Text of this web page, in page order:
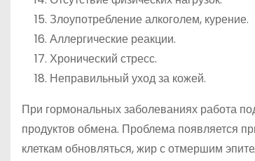
Злоупотребление алкоголем, курение.
Аллергические реакции.
Хронический стресс.
Неправильный уход за кожей.
При гормональных заболеваниях работа
продуктов обмена. Проблема появляется
клеткам обновляться, жир с отмершим